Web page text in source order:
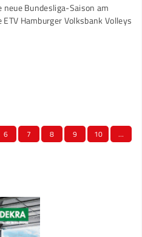
neue Bundesliga-Saison am
Hamburger Volksbank Volleys
6 7 8 9 10 …